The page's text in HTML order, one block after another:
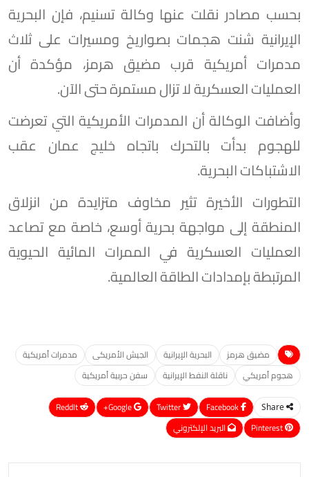
بحسب مصادر نقلت عنها وكالة تسنيم، فإن البحرية
الإيرانية شنت هجمات بصواريخ ومسيرات على ثلاث
مدمرات أمريكية قرب مضيق هرمز، مؤكدة أن
العمليات العسكرية لا تزال مستمرة حتى الآن.
وأضافت الوكالة أن المدمرات الأمريكية التي تعرضت
للهجوم بدأت بالتحرك باتجاه خليج عمان عقب
الاشتباكات البحرية.
التطورات الأخيرة تثير مخاوف متزايدة من انزلاق
المنطقة إلى مواجهة بحرية أوسع، خاصة مع تصاعد
العمليات العسكرية في الممرات المائية الحيوية
المرتبطة بإمدادات الطاقة العالمية.
مضيق هرمز البحرية الإيرانية الجيش الأمريكى
مدمرات أمريكية
هجوم أمريكي
ناقلة النفط الإيرانية سفن حربية أمريكية
Share
Google+
ReddIt
Pinterest
البريد الإلكتروني